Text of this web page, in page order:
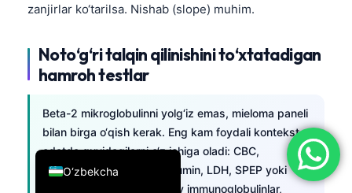
zanjirlar ko‘tarilsa. Nishab (slope) muhim.
Noto‘g‘ri talqin qilinishini to‘xtatadigan
hamroh testlar
Beta-2 mikroglobulinni yolg‘iz emas, mieloma paneli
bilan birga o‘qish kerak. Eng kam foydali kontekst
odatda quyidagilarni o‘z ichiga oladi: CBC,
kreatinin/eGFR, kalsiy, albumin, LDH, SPEP yoki
immunofiksatsiya, miqdoriy immunoglobulinlar,
O‘zbekcha
English
Deutsch
Français
Italiano